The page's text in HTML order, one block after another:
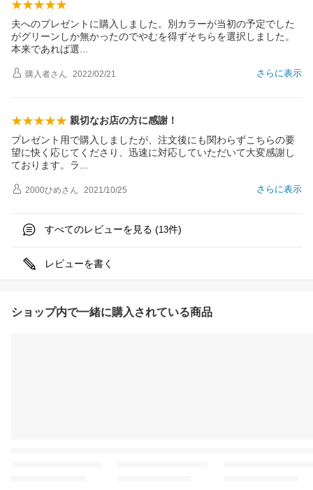
夫へのプレゼントに購入しました。別カラーが当初の予定でした
がグリーンしか無かったのでやむを得ずそちらを選択しました。
本来であれば選
さらに表示
購入者さん 2022/02/21
親切なお店の方に感謝！
プレゼント用で購入しましたが、注文後にも関わらずこちらの要
望に快く応じてくださり、迅速に対応していただいて大変感謝し
ております。 ラ
さらに表示
2000ひめさん 2021/10/25
すべてのレビューを見る (13件)
レビューを書く
ショップ内で一緒に購入されている商品